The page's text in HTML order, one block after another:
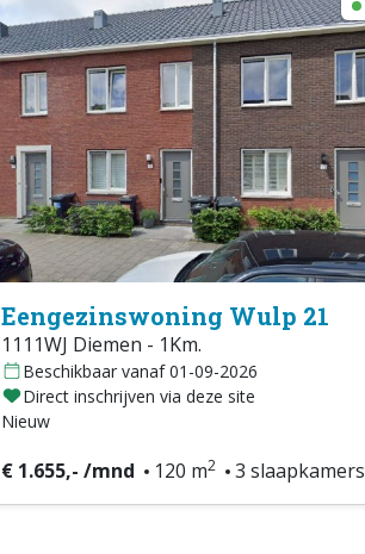
Eengezinswoning Wulp 21
1111WJ Diemen - 1Km.
Beschikbaar vanaf 01-09-2026
Direct inschrijven via deze site
Nieuw
€ 1.655,- /mnd 120 m2 3 slaapkamers